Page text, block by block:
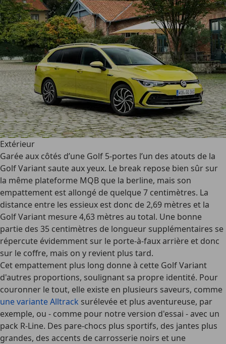
Extérieur
Garée aux côtés d’une Golf 5-portes l’un des atouts de la
Golf Variant saute aux yeux. Le break repose bien sûr sur
la même plateforme MQB que la berline, mais son
empattement est allongé de quelque 7 centimètres. La
distance entre les essieux est donc de 2,69 mètres et la
Golf Variant mesure 4,63 mètres au total. Une bonne
partie des 35 centimètres de longueur supplémentaires se
répercute évidemment sur le porte-à-faux arrière et donc
sur le coffre, mais on y revient plus tard.
Cet empattement plus long donne à cette Golf Variant
d'autres proportions, soulignant sa propre identité. Pour
couronner le tout, elle existe en plusieurs saveurs, comme
une variante Alltrack surélevée et plus aventureuse, par
exemple, ou - comme pour notre version d'essai - avec un
pack R-Line. Des pare-chocs plus sportifs, des jantes plus
grandes, des accents de carrosserie noirs et une